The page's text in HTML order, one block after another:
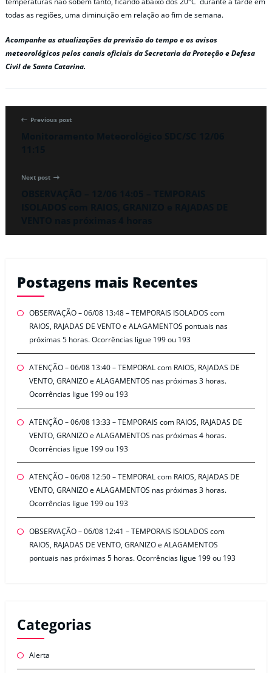
todas as regiões, uma diminuição em relação ao fim de semana.
Acompanhe as atualizações da previsão do tempo e os avisos
meteorológicos pelos canais oficiais da Secretaria da Proteção e Defesa
Civil de Santa Catarina.
Previous post
Next post
Postagens mais Recentes
OBSERVAÇÃO – 06/08 13:48 – TEMPORAIS ISOLADOS com
RAIOS, RAJADAS DE VENTO e ALAGAMENTOS pontuais nas
próximas 5 horas. Ocorrências ligue 199 ou 193
ATENÇÃO – 06/08 13:40 – TEMPORAL com RAIOS, RAJADAS DE
VENTO, GRANIZO e ALAGAMENTOS nas próximas 3 horas.
Ocorrências ligue 199 ou 193
ATENÇÃO – 06/08 13:33 – TEMPORAIS com RAIOS, RAJADAS DE
VENTO, GRANIZO e ALAGAMENTOS nas próximas 4 horas.
Ocorrências ligue 199 ou 193
ATENÇÃO – 06/08 12:50 – TEMPORAL com RAIOS, RAJADAS DE
VENTO, GRANIZO e ALAGAMENTOS nas próximas 3 horas.
Ocorrências ligue 199 ou 193
OBSERVAÇÃO – 06/08 12:41 – TEMPORAIS ISOLADOS com
RAIOS, RAJADAS DE VENTO, GRANIZO e ALAGAMENTOS
pontuais nas próximas 5 horas. Ocorrências ligue 199 ou 193
Categorias
Alerta